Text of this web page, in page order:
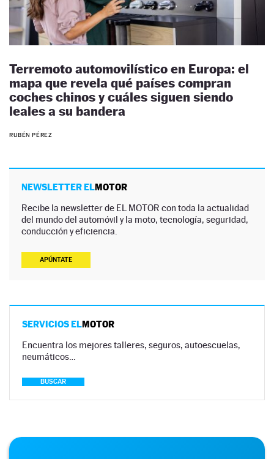
Terremoto automovilístico en Europa: el
mapa que revela qué países compran
coches chinos y cuáles siguen siendo
leales a su bandera
RUBÉN PÉREZ
NEWSLETTER ELMOTOR
Recibe la newsletter de EL MOTOR con toda la actualidad
del mundo del automóvil y la moto, tecnología, seguridad,
conducción y eficiencia.
APÚNTATE
SERVICIOS ELMOTOR
Encuentra los mejores talleres, seguros, autoescuelas,
neumáticos…
BUSCAR